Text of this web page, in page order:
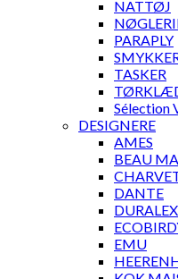
NATTØJ
PARAPLY
TASKER
Sélection
DESIGNERE
AMES
BEAU
DANTE
DURALEX
EMU